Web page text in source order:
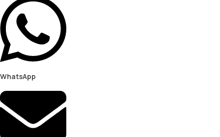
WhatsApp